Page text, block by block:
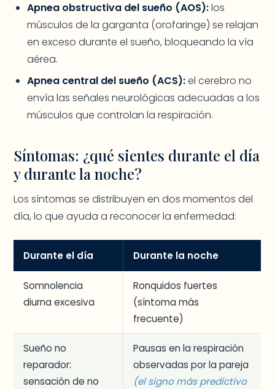
Apnea obstructiva del sueño (AOS):los
músculos de la garganta (orofaringe) se relajan
en exceso durante el sueño, bloqueando la vía
aérea.
Apnea central del sueño (ACS):el cerebro no
envía las señales neurológicas adecuadas a los
músculos que controlan la respiración.
Síntomas: ¿qué sientes durante el día
y durante la noche?
Los síntomas se distribuyen en dos momentos del
día, lo que ayuda a reconocer la enfermedad:
Durante el día Durante la noche
Somnolencia
diurna excesiva
Ronquidos fuertes
(síntoma más
frecuente)
Sueño no
reparador:
sensación de no
Pausas en la respiración
observadas por la pareja
(el signo más predictivo